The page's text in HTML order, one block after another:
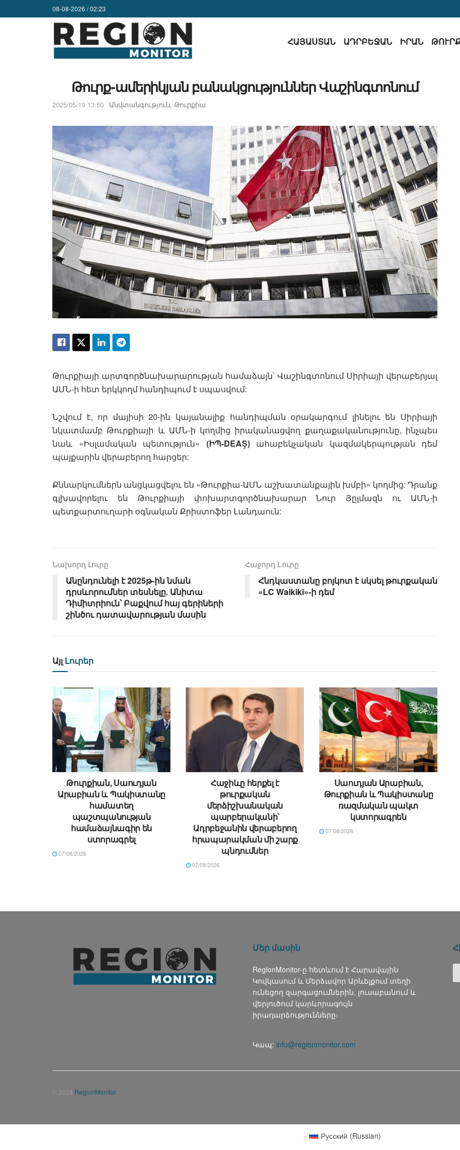
08-08-2026 / 02:23
ՀԱՅԱՍՏԱՆ ԱԴՐԲԵՋԱՆ ԻՐԱՆ
Թուրք-ամերիկյան բանակցություններ Վաշինգտոնում
2025/05/19 13:50 Անվտանգություն, Թուրքիա
Թուրքիայի արտգործնախարարության համաձայն՝ Վաշինգտոնում Սիրիայի վերաբերյալ
ԱՄՆ-ի հետ երկկողմ հանդիպում է սպասվում:
Նշվում է, որ մայիսի 20-ին կայանալիք հանդիպման օրակարգում լինելու են Սիրիայի
նկատմամբ Թուրքիայի և ԱՄՆ-ի կողմից իրականացվող քաղաքականությունը, ինչպես
նաև «Իսլամական պետություն» (ԻՊ-DEAŞ)ահաբեկչական կազմակերպության դեմ
պայքարին վերաբերող հարցեր:
Քննարկումներն անցկացվելու են «Թուրքիա-ԱՄՆ աշխատանքային խմբի» կողմից: Դրանք
գլխավորելու են Թուրքիայի փոխարտգործնախարար Նուր Յըլմազն ու ԱՄՆ-ի
պետքարտուղարի օգնական Քրիստոֆեր Լանդաուն:
Նախորդ Լուրը
Անընդունելի է 2025թ-ին նման
դրսևորումներ տեսնելը. Անիտա
Դիմիտրիուն՝ Բաքվում հայ գերիների
շինծու դատավարության մասին
Հաջորդ Lուրը
Հնդկաստանը բոյկոտ է սկսել թուրքական
«LC Waikiki»-ի դեմ
Այլ Լուրեր
Թուրքիան, Սաուդյան
Արաբիան և Պակիստանը
համատեղ
պաշտպանության
համաձայնագիր են
ստորագրել
07/08/2026
Հաջիևը հերքել է
թուրքական
մերձիշխանական
պարբերականի՝
Ադրբեջանին վերաբերող
հրապարակման մի շարք
պնդումներ
07/08/2026
Սաուդյան Արաբիան,
Թուրքիան և Պակիստանը
ռազմական պակտ
կստորագրեն
07/08/2026
Մեր մասին
RegionMonitor-ը հետևում է Հարավային
Կովկասում և Մերձավոր Արևելքում տեղի
ունեցող զարգացումներին, լուսաբանում և
վերլուծում կարևորագույն
իրադարձությունները։
Կապ: info@regionmonitor.com
© 2024 RegionMonitor
Русский (Russian)